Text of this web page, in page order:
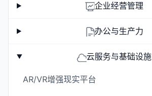
企业经营管理
办公与生产力
云服务与基础设施
AR/VR增强现实平台